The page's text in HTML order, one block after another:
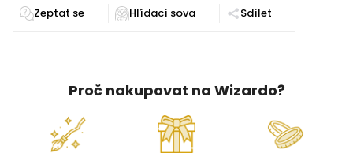
Zeptat se Sdílet
Proč nakupovat na Wizardo?